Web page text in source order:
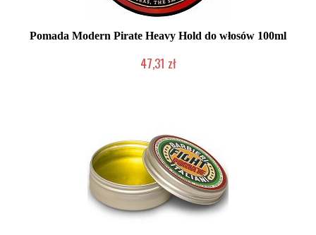
Pomada Modern Pirate Heavy Hold do włosów 100ml
47,31 zł